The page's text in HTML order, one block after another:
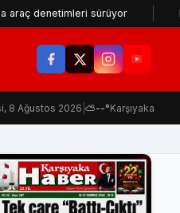
sürüyor
8 Ağustos 2026 ⛅--°Karşıyaka